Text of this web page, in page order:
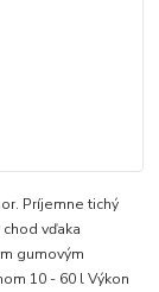
Príjemne tichý
vďaka
gumovým
10 - 60 l Výkon